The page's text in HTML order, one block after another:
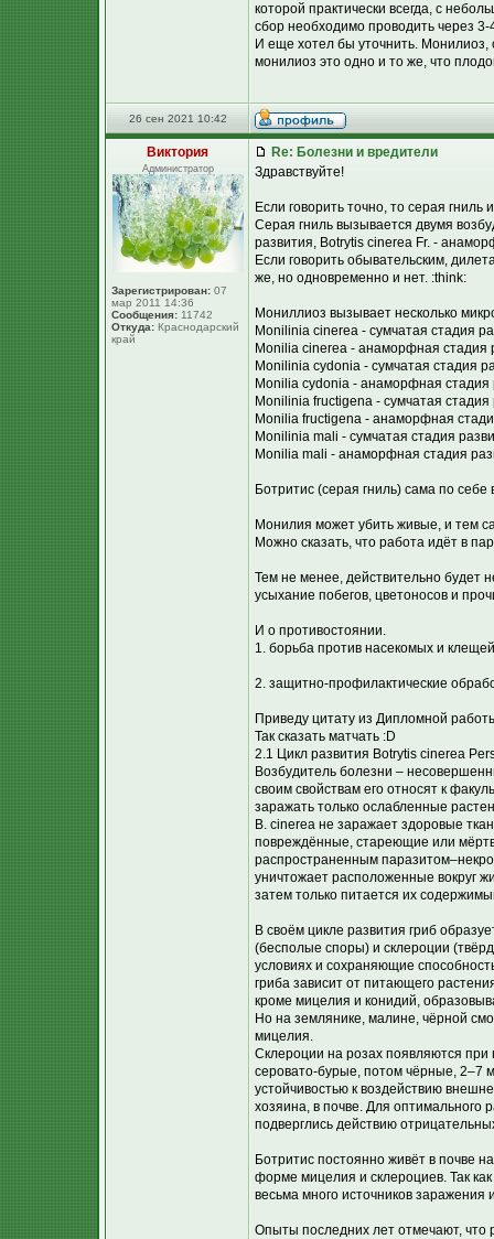
которой практически всегда, с
сбор необходимо проводить через
И еще хотел бы уточнить. Монилиоз,
монилиоз это одно и то же, что
26 сен 2021 10:42
Виктория
Администратор
Зарегистрирован: 07
мар 2011 14:36
Сообщения: 11742
Откуда: Краснодарский
край
Re: Болезни и вредители
Здравствуйте!
Если говорить точно, то серая
Серая гниль вызывается двумя
развития, Botrytis cinerea Fr. -
Если говорить обывательским,
же, но одновременно и нет. :think:
Мониллиоз вызывает несколько
Monilinia cinerea - сумчатая стадия
Monilia cinerea - анаморфная стадия
Monilinia cydonia - сумчатая стадия
Monilia cydonia - анаморфная стадия
Monilinia fructigena - сумчатая стадия
Monilia fructigena - анаморфная
Monilinia mali - сумчатая стадия
Monilia mali - анаморфная стадия
Ботритис (серая гниль) сама по
Монилия может убить живые, и тем
Можно сказать, что работа идёт в
Тем не менее, действительно будет
усыхание побегов, цветоносов и
И о противостоянии.
1. борьба против насекомых и
2. защитно-профилактические
Приведу цитату из Дипломной
Так сказать матчать :D
2.1 Цикл развития Botrytis cinerea
Возбудитель болезни –
своим свойствам его относят к
заражать только ослабленные
B. cinerea не заражает здоровые
повреждённые, стареющие или
распространенным
уничтожает расположенные вокруг
затем только питается их
В своём цикле развития гриб
(бесполые споры) и склероции
условиях и сохраняющие
гриба зависит от питающего
кроме мицелия и конидий,
Но на землянике, малине, чёрной
мицелия.
Склероции на розах появляются
серовато-бурые, потом чёрные, 2–7
устойчивостью к воздействию
хозяина, в почве. Для оптимального
подверглись действию
Ботритис постоянно живёт в почве
форме мицелия и склероциев. Так
весьма много источников заражения
Опыты последних лет отмечают,